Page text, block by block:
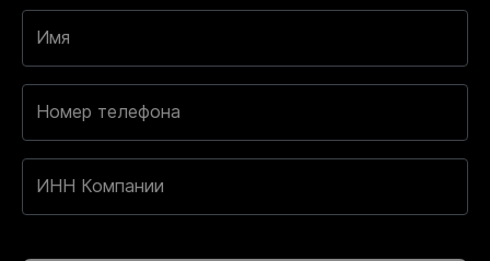
Имя
Номер телефона
ИНН Компании